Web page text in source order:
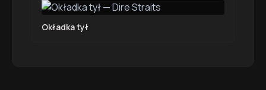
Okładka tył